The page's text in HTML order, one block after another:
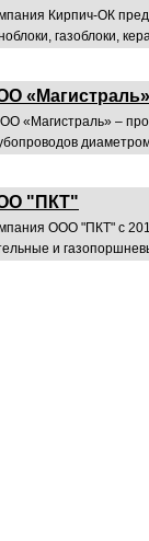
Кирпич-ОК
газоблоки,
«Магистраль»
«Магистраль» –
"ПКТ"
ООО "ПКТ" с
и